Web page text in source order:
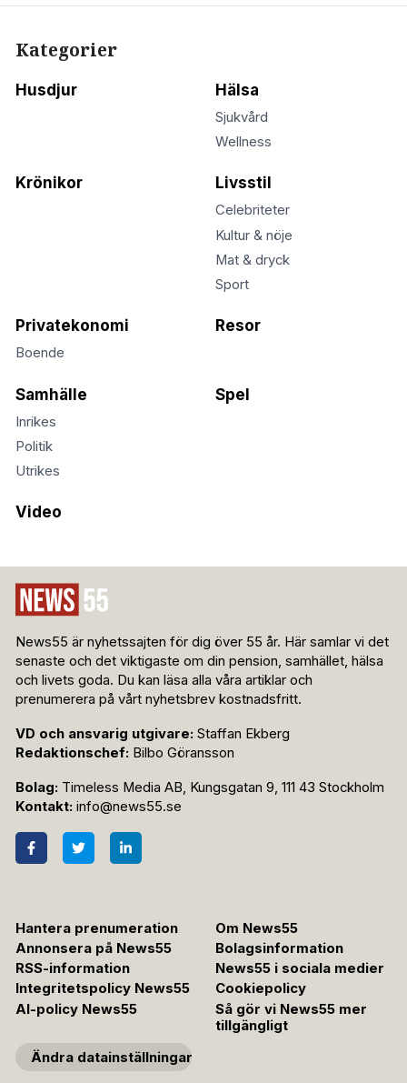
Kategorier
Husdjur Hälsa
Sjukvård
Wellness
Krönikor Livsstil
Celebriteter
Kultur & nöje
Mat & dryck
Sport
Privatekonomi
Boende
Resor
Samhälle
Inrikes
Politik
Utrikes
Spel
Video
News55 är nyhetssajten för dig över 55 år. Här samlar vi det
senaste och det viktigaste om din pension, samhället, hälsa
och livets goda. Du kan läsa alla våra artiklar och
prenumerera på vårt nyhetsbrev kostnadsfritt.
VD och ansvarig utgivare: Staffan Ekberg
Redaktionschef: Bilbo Göransson
Bolag: Timeless Media AB, Kungsgatan 9, 111 43 Stockholm
Kontakt: info@news55.se
Hantera prenumeration
Om News55
Annonsera på News55
Bolagsinformation
RSS-information
News55 i sociala medier
Integritetspolicy News55
Cookiepolicy
AI-policy News55
Så gör vi News55 mer
tillgängligt
Ändra datainställningar